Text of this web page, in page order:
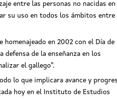
entre las personas no nacidas en
su uso en todos los ámbitos entre
en 2002 con el Día de
de la enseñanza en los
el gallego".
lo que implicara avance y
hoy en el Instituto de Estudios